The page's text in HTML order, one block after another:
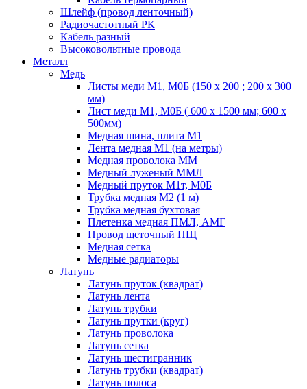
Шлейф (провод ленточный)
Радиочастотный РК
Кабель разный
Высоковольтные провода
Металл
Медь
Листы меди М1, М0Б (150 х 200 ; 200 х 300
мм)
Лист меди М1, М0Б ( 600 х 1500 мм; 600 х
500мм)
Медная шина, плита М1
Лента медная М1 (на метры)
Медная проволока ММ
Медный луженый ММЛ
Медный пруток М1т, М0Б
Трубка медная М2 (1 м)
Трубка медная бухтовая
Плетенка медная ПМЛ, АМГ
Провод щеточный ПЩ
Медная сетка
Медные радиаторы
Латунь
Латунь пруток (квадрат)
Латунь лента
Латунь трубки
Латунь прутки (круг)
Латунь проволока
Латунь сетка
Латунь шестигранник
Латунь трубки (квадрат)
Латунь полоса